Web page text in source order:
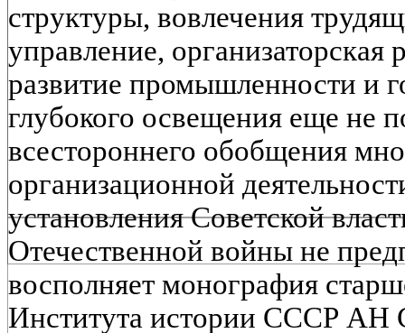
структуры, вовлечения
управление, организаторская
развитие промышленности и
глубокого освещения еще не
всестороннего обобщения
организационной
установления Советской
Отечественной войны не
восполняет монография
Института истории СССР АН